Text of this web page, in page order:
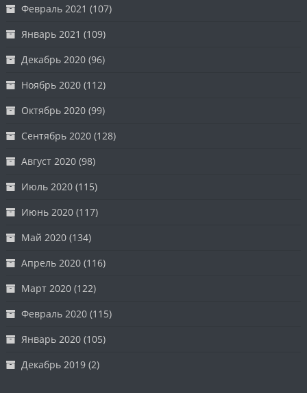
Февраль 2021 (107)
Январь 2021 (109)
Декабрь 2020 (96)
Ноябрь 2020 (112)
Октябрь 2020 (99)
Сентябрь 2020 (128)
Август 2020 (98)
Июль 2020 (115)
Июнь 2020 (117)
Май 2020 (134)
Апрель 2020 (116)
Март 2020 (122)
Февраль 2020 (115)
Январь 2020 (105)
Декабрь 2019 (2)